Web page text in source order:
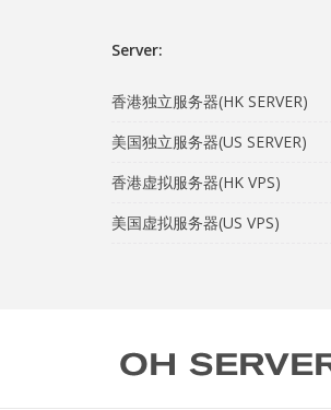
Server:
香港独立服务器(HK SERVER)
美国独立服务器(US SERVER)
香港虚拟服务器(HK VPS)
美国虚拟服务器(US VPS)